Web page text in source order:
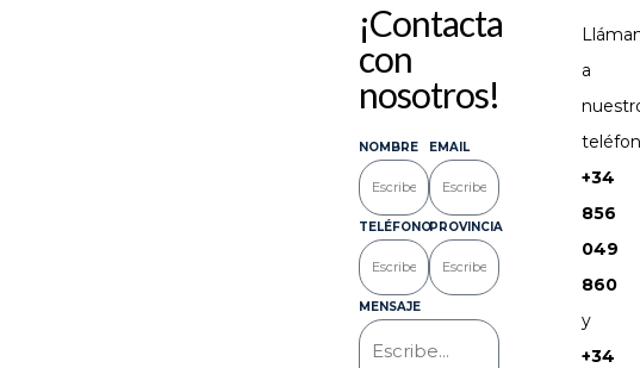
¡Contacta
con
nosotros!
NOMBRE EMAIL
TELÉFONOPROVINCIA
MENSAJE
a
+34
856
049
860
y
+34